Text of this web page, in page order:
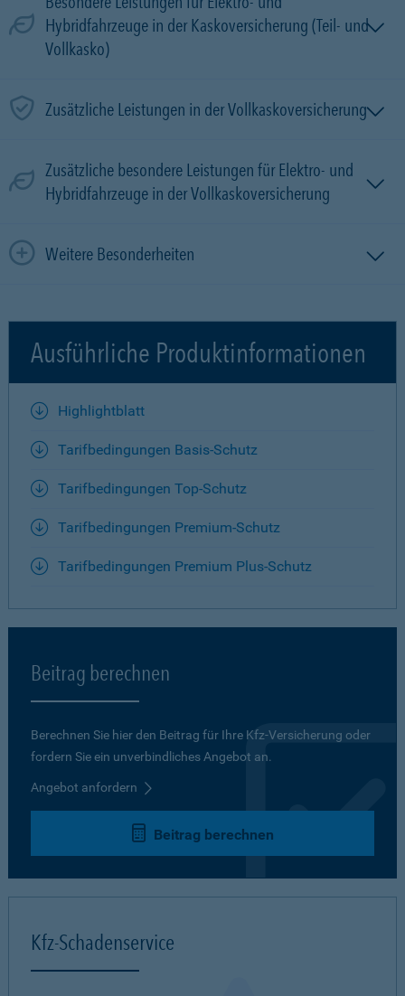
Hybridfahrzeuge in der Kaskoversicherung (Teil- und
Vollkasko)
Zusätzliche Leistungen in der Vollkaskoversicherung
Zusätzliche besondere Leistungen für Elektro- und
Hybridfahrzeuge in der Vollkaskoversicherung
Weitere Besonderheiten
Ausführliche Produktinformationen
Highlightblatt
Tarifbedingungen Basis-Schutz
Tarifbedingungen Top-Schutz
Tarifbedingungen Premium-Schutz
Tarifbedingungen Premium Plus-Schutz
Beitrag berechnen
Berechnen Sie hier den Beitrag für Ihre Kfz-Versicherung oder
fordern Sie ein unverbindliches Angebot an.
Angebot anfordern
Beitrag berechnen
Kfz-Schadenservice